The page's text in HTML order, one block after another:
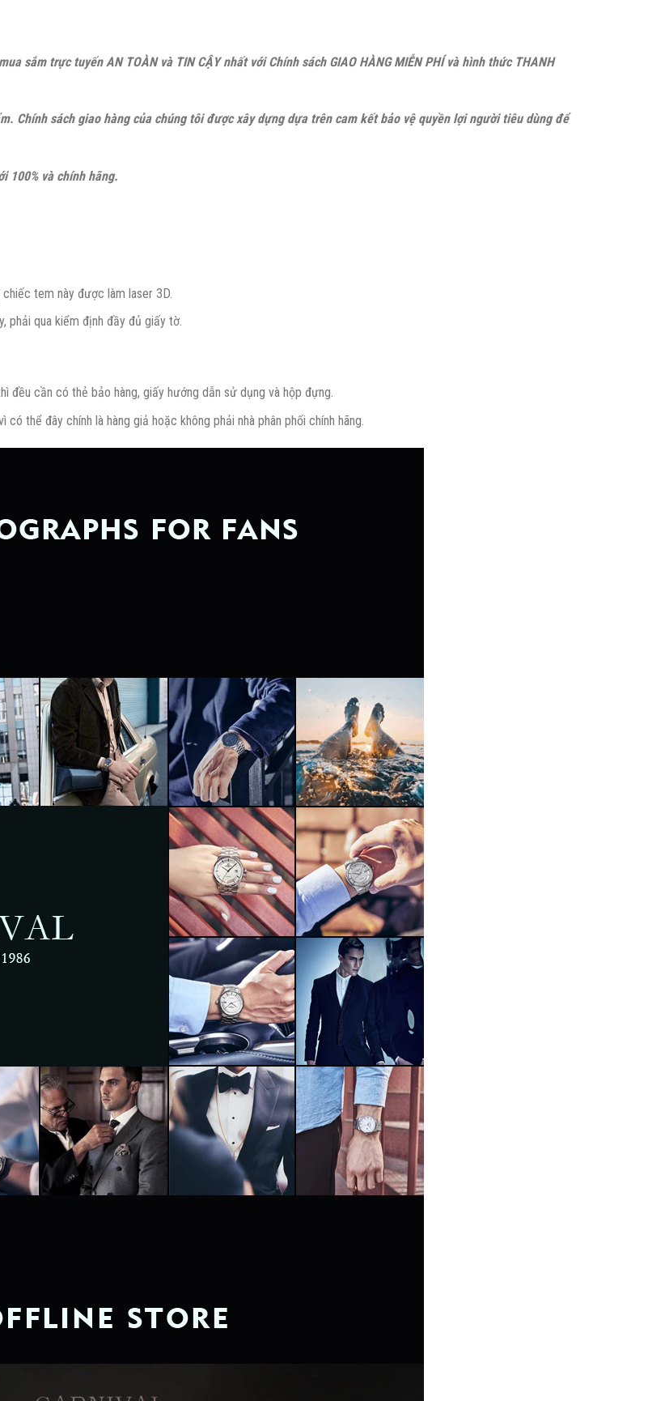
sắm trực tuyến AN TOÀN và TIN CẬY nhất với Chính sách GIAO HÀNG MIỄN PHÍ và hình thức THANH
Chính sách giao hàng của chúng tôi được xây dựng dựa trên cam kết bảo vệ quyền lợi người tiêu dùng để
100% và chính hãng.
tem này được làm laser 3D.
phải qua kiểm định đầy đủ giấy tờ.
đều cần có thẻ bảo hàng, giấy hướng dẫn sử dụng và hộp đựng.
thể đây chính là hàng giả hoặc không phải nhà phân phối chính hãng.